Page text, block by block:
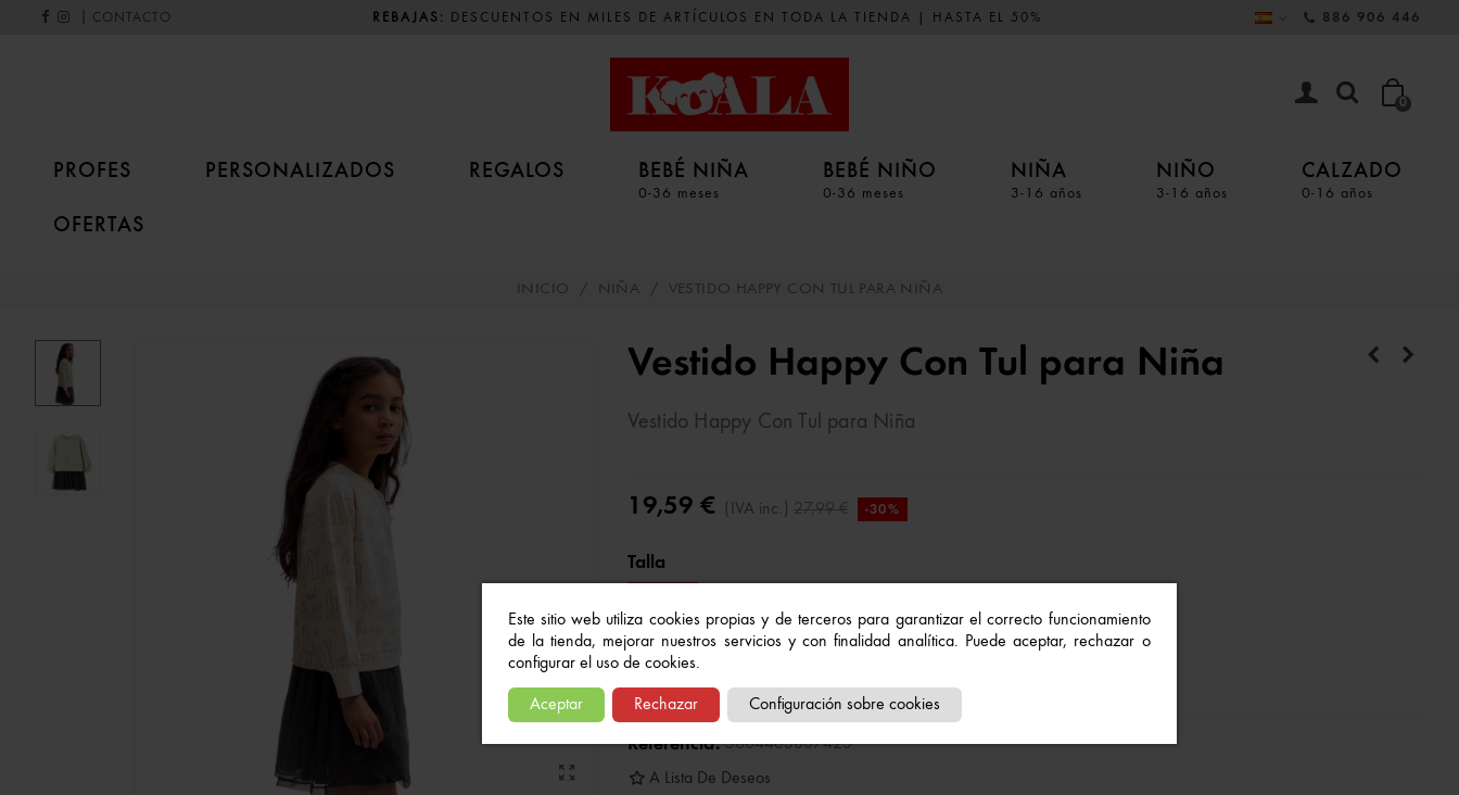
Este sitio web utiliza cookies propias y de terceros para garantizar el correcto funcionamiento
de la tienda, mejorar nuestros servicios y con finalidad analítica. Puede aceptar, rechazar o
configurar el uso de cookies.
Aceptar Rechazar Configuración sobre cookies
CONTACTO REBAJAS: DESCUENTOS EN MILES DE ARTÍCULOS EN TODA LA TIENDA | HASTA EL 50% 886 906 446
0
PROFES PERSONALIZADOS REGALOS BEBÉ NIÑA
0-36 meses
BEBÉ NIÑO
0-36 meses
NIÑA
3-16 años
NIÑO
3-16 años
CALZADO
0-16 años
OFERTAS
INICIO / NIÑA / VESTIDO HAPPY CON TUL PARA NIÑA
Vestido Happy Con Tul para Niña
Vestido Happy Con Tul para Niña
19,59 € (IVA inc.) 27,99 € -30%
Talla
- +
Referencia: 5604463807425
A Lista De Deseos